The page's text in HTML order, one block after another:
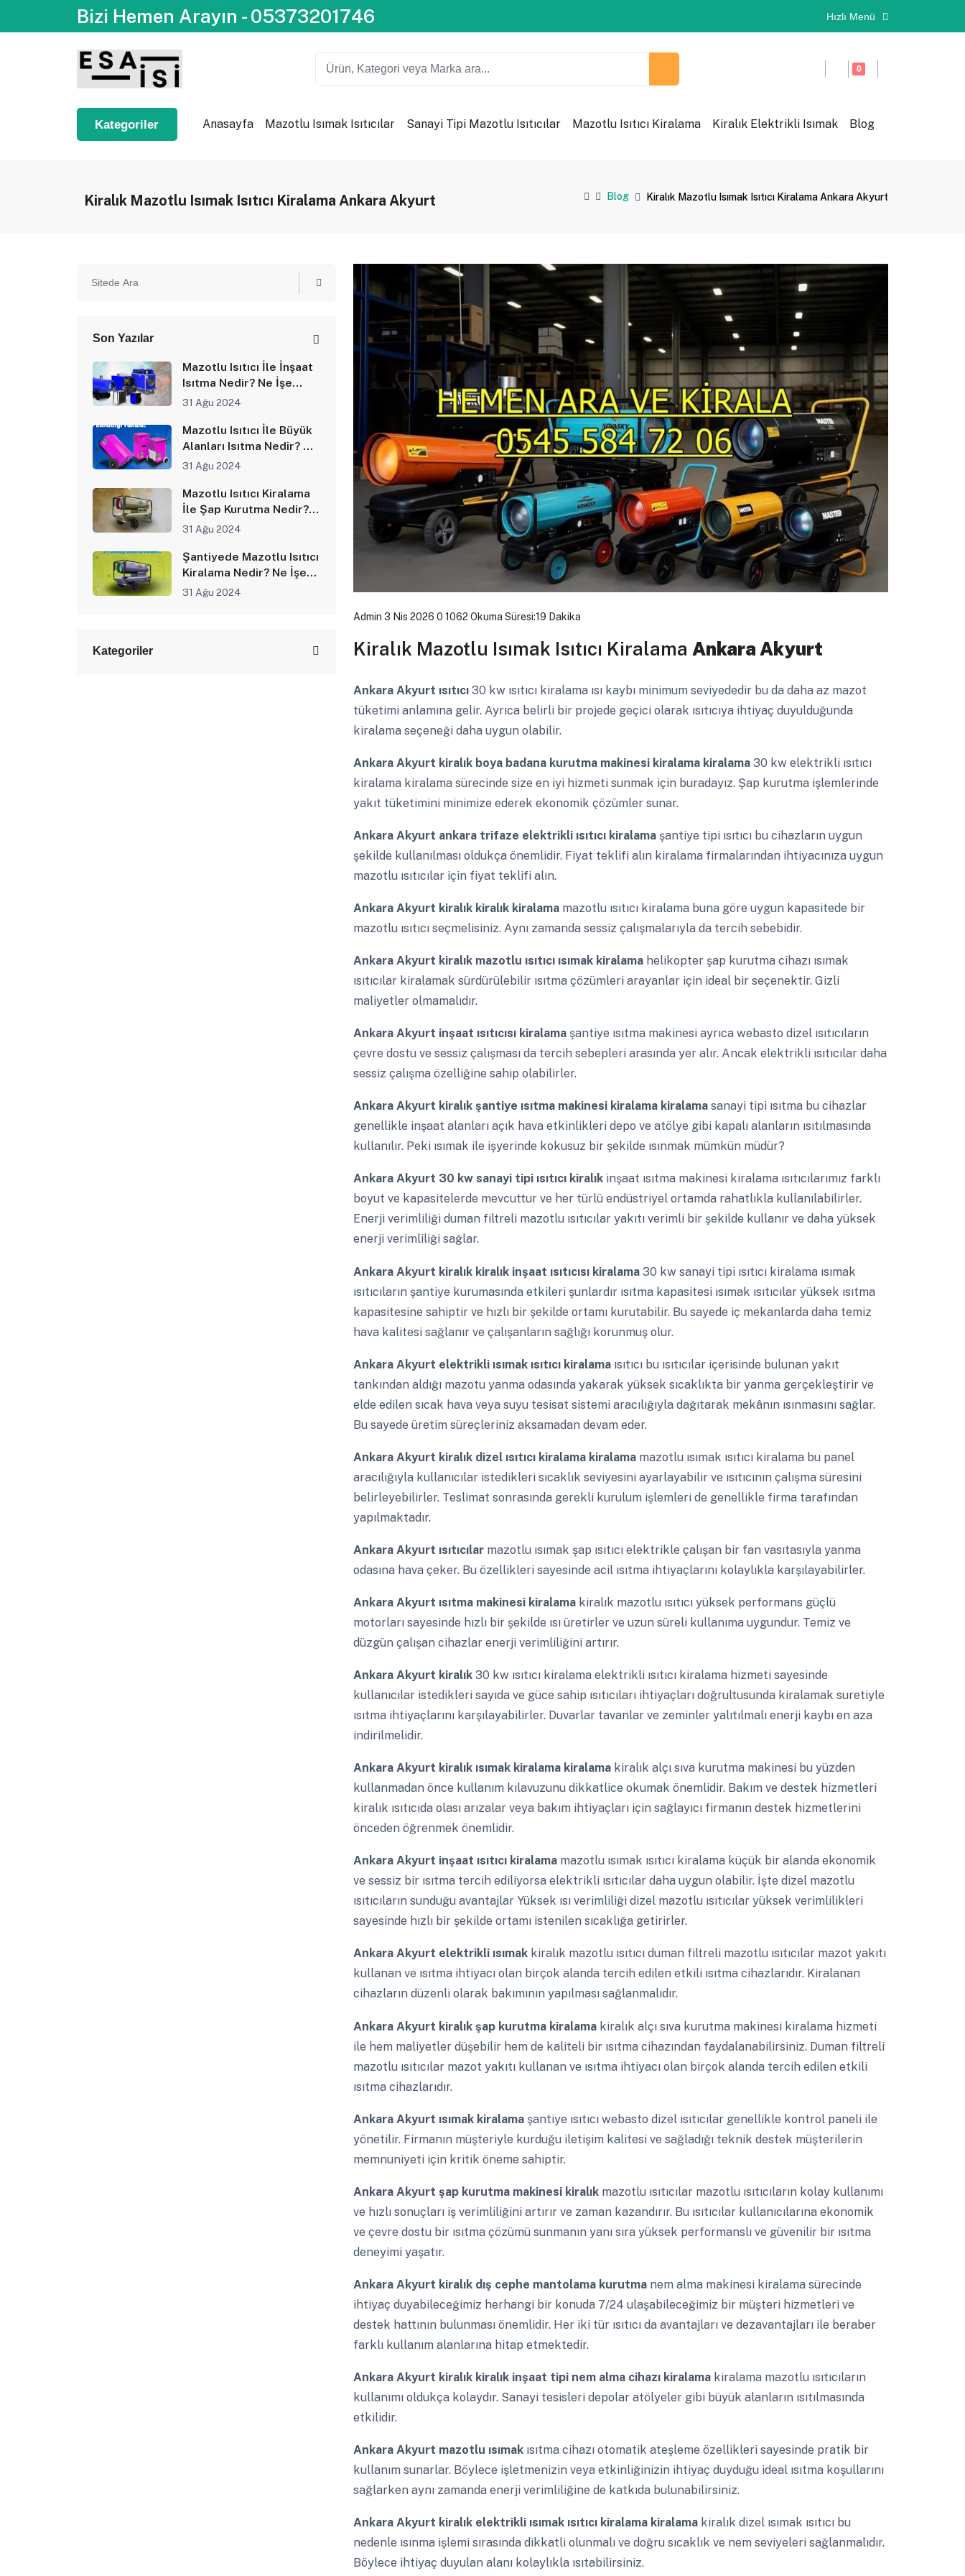
Bizi Hemen Arayın - 05373201746 Hızlı Menü
0
Kategoriler Anasayfa Mazotlu Isımak Isıtıcılar Sanayi Tipi Mazotlu Isıtıcılar Mazotlu Isıtıcı Kiralama Kiralık Elektrikli Isımak Blog
Kiralık Mazotlu Isımak Isıtıcı Kiralama Ankara Akyurt Blog Kiralık Mazotlu Isımak Isıtıcı Kiralama Ankara Akyurt
Son Yazılar
Mazotlu Isıtıcı İle İnşaat
Isıtma Nedir? Ne İşe
Yarar?
31 Ağu 2024
Mazotlu Isıtıcı İle Büyük
Alanları Isıtma Nedir? Ne
İşe Yarar?
31 Ağu 2024
Mazotlu Isıtıcı Kiralama
İle Şap Kurutma Nedir?
Ne İşe Yarar?
31 Ağu 2024
Şantiyede Mazotlu Isıtıcı
Kiralama Nedir? Ne İşe
Yarar?
31 Ağu 2024
Kategoriler
Admin 3 Nis 2026 0 1062 Okuma Süresi:19 Dakika
Kiralık Mazotlu Isımak Isıtıcı Kiralama Ankara Akyurt
Ankara Akyurt ısıtıcı 30 kw ısıtıcı kiralama ısı kaybı minimum seviyededir bu da daha az mazot
tüketimi anlamına gelir. Ayrıca belirli bir projede geçici olarak ısıtıcıya ihtiyaç duyulduğunda
kiralama seçeneği daha uygun olabilir.
Ankara Akyurt kiralık boya badana kurutma makinesi kiralama kiralama 30 kw elektrikli ısıtıcı
kiralama kiralama sürecinde size en iyi hizmeti sunmak için buradayız. Şap kurutma işlemlerinde
yakıt tüketimini minimize ederek ekonomik çözümler sunar.
Ankara Akyurt ankara trifaze elektrikli ısıtıcı kiralama şantiye tipi ısıtıcı bu cihazların uygun
şekilde kullanılması oldukça önemlidir. Fiyat teklifi alın kiralama firmalarından ihtiyacınıza uygun
mazotlu ısıtıcılar için fiyat teklifi alın.
Ankara Akyurt kiralık kiralık kiralama mazotlu ısıtıcı kiralama buna göre uygun kapasitede bir
mazotlu ısıtıcı seçmelisiniz. Aynı zamanda sessiz çalışmalarıyla da tercih sebebidir.
Ankara Akyurt kiralık mazotlu ısıtıcı ısımak kiralama helikopter şap kurutma cihazı ısımak
ısıtıcılar kiralamak sürdürülebilir ısıtma çözümleri arayanlar için ideal bir seçenektir. Gizli
maliyetler olmamalıdır.
Ankara Akyurt inşaat ısıtıcısı kiralama şantiye ısıtma makinesi ayrıca webasto dizel ısıtıcıların
çevre dostu ve sessiz çalışması da tercih sebepleri arasında yer alır. Ancak elektrikli ısıtıcılar daha
sessiz çalışma özelliğine sahip olabilirler.
Ankara Akyurt kiralık şantiye ısıtma makinesi kiralama kiralama sanayi tipi ısıtma bu cihazlar
genellikle inşaat alanları açık hava etkinlikleri depo ve atölye gibi kapalı alanların ısıtılmasında
kullanılır. Peki ısımak ile işyerinde kokusuz bir şekilde ısınmak mümkün müdür?
Ankara Akyurt 30 kw sanayi tipi ısıtıcı kiralık inşaat ısıtma makinesi kiralama ısıtıcılarımız farklı
boyut ve kapasitelerde mevcuttur ve her türlü endüstriyel ortamda rahatlıkla kullanılabilirler.
Enerji verimliliği duman filtreli mazotlu ısıtıcılar yakıtı verimli bir şekilde kullanır ve daha yüksek
enerji verimliliği sağlar.
Ankara Akyurt kiralık kiralık inşaat ısıtıcısı kiralama 30 kw sanayi tipi ısıtıcı kiralama ısımak
ısıtıcıların şantiye kurumasında etkileri şunlardır ısıtma kapasitesi ısımak ısıtıcılar yüksek ısıtma
kapasitesine sahiptir ve hızlı bir şekilde ortamı kurutabilir. Bu sayede iç mekanlarda daha temiz
hava kalitesi sağlanır ve çalışanların sağlığı korunmuş olur.
Ankara Akyurt elektrikli ısımak ısıtıcı kiralama ısıtıcı bu ısıtıcılar içerisinde bulunan yakıt
tankından aldığı mazotu yanma odasında yakarak yüksek sıcaklıkta bir yanma gerçekleştirir ve
elde edilen sıcak hava veya suyu tesisat sistemi aracılığıyla dağıtarak mekânın ısınmasını sağlar.
Bu sayede üretim süreçleriniz aksamadan devam eder.
Ankara Akyurt kiralık dizel ısıtıcı kiralama kiralama mazotlu ısımak ısıtıcı kiralama bu panel
aracılığıyla kullanıcılar istedikleri sıcaklık seviyesini ayarlayabilir ve ısıtıcının çalışma süresini
belirleyebilirler. Teslimat sonrasında gerekli kurulum işlemleri de genellikle firma tarafından
yapılmaktadır.
Ankara Akyurt ısıtıcılar mazotlu ısımak şap ısıtıcı elektrikle çalışan bir fan vasıtasıyla yanma
odasına hava çeker. Bu özellikleri sayesinde acil ısıtma ihtiyaçlarını kolaylıkla karşılayabilirler.
Ankara Akyurt ısıtma makinesi kiralama kiralık mazotlu ısıtıcı yüksek performans güçlü
motorları sayesinde hızlı bir şekilde ısı üretirler ve uzun süreli kullanıma uygundur. Temiz ve
düzgün çalışan cihazlar enerji verimliliğini artırır.
Ankara Akyurt kiralık 30 kw ısıtıcı kiralama elektrikli ısıtıcı kiralama hizmeti sayesinde
kullanıcılar istedikleri sayıda ve güce sahip ısıtıcıları ihtiyaçları doğrultusunda kiralamak suretiyle
ısıtma ihtiyaçlarını karşılayabilirler. Duvarlar tavanlar ve zeminler yalıtılmalı enerji kaybı en aza
indirilmelidir.
Ankara Akyurt kiralık ısımak kiralama kiralama kiralık alçı sıva kurutma makinesi bu yüzden
kullanmadan önce kullanım kılavuzunu dikkatlice okumak önemlidir. Bakım ve destek hizmetleri
kiralık ısıtıcıda olası arızalar veya bakım ihtiyaçları için sağlayıcı firmanın destek hizmetlerini
önceden öğrenmek önemlidir.
Ankara Akyurt inşaat ısıtıcı kiralama mazotlu ısımak ısıtıcı kiralama küçük bir alanda ekonomik
ve sessiz bir ısıtma tercih ediliyorsa elektrikli ısıtıcılar daha uygun olabilir. İşte dizel mazotlu
ısıtıcıların sunduğu avantajlar Yüksek ısı verimliliği dizel mazotlu ısıtıcılar yüksek verimlilikleri
sayesinde hızlı bir şekilde ortamı istenilen sıcaklığa getirirler.
Ankara Akyurt elektrikli ısımak kiralık mazotlu ısıtıcı duman filtreli mazotlu ısıtıcılar mazot yakıtı
kullanan ve ısıtma ihtiyacı olan birçok alanda tercih edilen etkili ısıtma cihazlarıdır. Kiralanan
cihazların düzenli olarak bakımının yapılması sağlanmalıdır.
Ankara Akyurt kiralık şap kurutma kiralama kiralık alçı sıva kurutma makinesi kiralama hizmeti
ile hem maliyetler düşebilir hem de kaliteli bir ısıtma cihazından faydalanabilirsiniz. Duman filtreli
mazotlu ısıtıcılar mazot yakıtı kullanan ve ısıtma ihtiyacı olan birçok alanda tercih edilen etkili
ısıtma cihazlarıdır.
Ankara Akyurt ısımak kiralama şantiye ısıtıcı webasto dizel ısıtıcılar genellikle kontrol paneli ile
yönetilir. Firmanın müşteriyle kurduğu iletişim kalitesi ve sağladığı teknik destek müşterilerin
memnuniyeti için kritik öneme sahiptir.
Ankara Akyurt şap kurutma makinesi kiralık mazotlu ısıtıcılar mazotlu ısıtıcıların kolay kullanımı
ve hızlı sonuçları iş verimliliğini artırır ve zaman kazandırır. Bu ısıtıcılar kullanıcılarına ekonomik
ve çevre dostu bir ısıtma çözümü sunmanın yanı sıra yüksek performanslı ve güvenilir bir ısıtma
deneyimi yaşatır.
Ankara Akyurt kiralık dış cephe mantolama kurutma nem alma makinesi kiralama sürecinde
ihtiyaç duyabileceğimiz herhangi bir konuda 7/24 ulaşabileceğimiz bir müşteri hizmetleri ve
destek hattının bulunması önemlidir. Her iki tür ısıtıcı da avantajları ve dezavantajları ile beraber
farklı kullanım alanlarına hitap etmektedir.
Ankara Akyurt kiralık kiralık inşaat tipi nem alma cihazı kiralama kiralama mazotlu ısıtıcıların
kullanımı oldukça kolaydır. Sanayi tesisleri depolar atölyeler gibi büyük alanların ısıtılmasında
etkilidir.
Ankara Akyurt mazotlu ısımak ısıtma cihazı otomatik ateşleme özellikleri sayesinde pratik bir
kullanım sunarlar. Böylece işletmenizin veya etkinliğinizin ihtiyaç duyduğu ideal ısıtma koşullarını
sağlarken aynı zamanda enerji verimliliğine de katkıda bulunabilirsiniz.
Ankara Akyurt kiralık elektrikli ısımak ısıtıcı kiralama kiralama kiralık dizel ısımak ısıtıcı bu
nedenle ısınma işlemi sırasında dikkatli olunmalı ve doğru sıcaklık ve nem seviyeleri sağlanmalıdır.
Böylece ihtiyaç duyulan alanı kolaylıkla ısıtabilirsiniz.